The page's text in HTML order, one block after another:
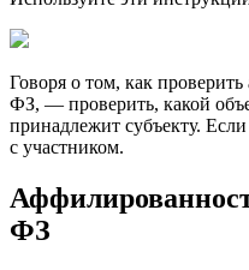
Говоря о том, как
ФЗ, — проверить, какой
принадлежит субъекту.
с участником.
ФЗ